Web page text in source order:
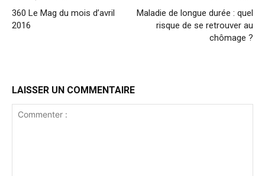
360 Le Mag du mois d’avril
2016
Maladie de longue durée : quel
risque de se retrouver au
chômage ?
LAISSER UN COMMENTAIRE